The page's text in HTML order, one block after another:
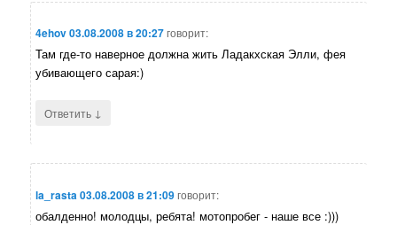
4ehov03.08.2008 в 20:27говорит:
Там где-то наверное должна жить Ладакхская Элли, фея
убивающего сарая:)
Ответить ↓
la_rasta 03.08.2008 в 21:09говорит:
обалденно! молодцы, ребята! мотопробег - наше все :)))